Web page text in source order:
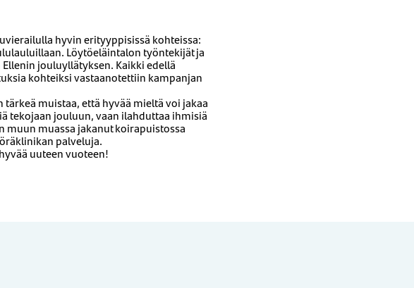
hyvin erityyppisissä kohteissa:
Löytöeläintalon työntekijät ja
jouluyllätyksen. Kaikki edellä
kohteiksi vastaanotettiin kampanjan
muistaa, että hyvää mieltä voi jakaa
tekojaan jouluun, vaan ilahduttaa ihmisiä
muun muassa jakanut koirapuistossa
palveluja.
uuteen vuoteen!